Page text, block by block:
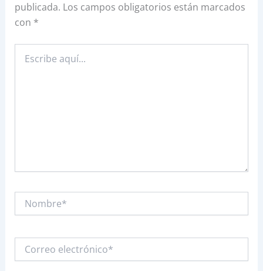
publicada. Los campos obligatorios están marcados
con *
aquí...
Nombre*
electrónico*